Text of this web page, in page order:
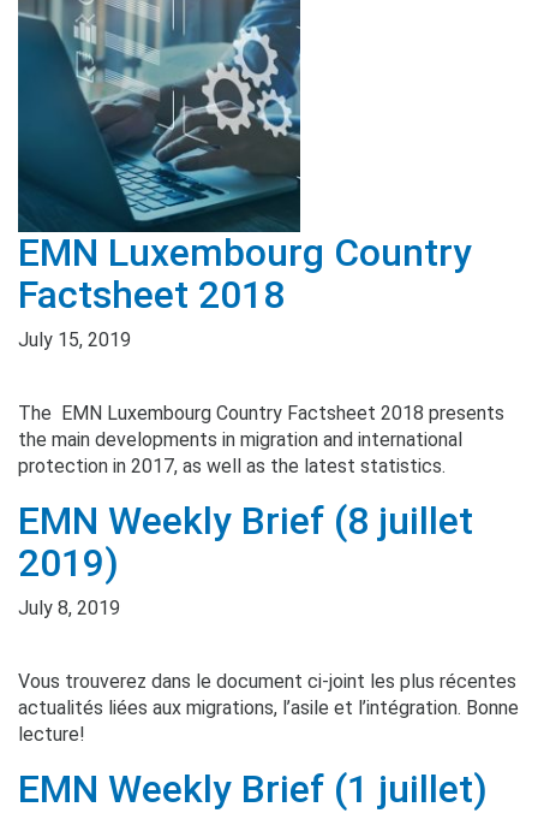
EMN Luxembourg Country
Factsheet 2018
July 15, 2019
The EMN Luxembourg Country Factsheet 2018 presents
the main developments in migration and international
protection in 2017, as well as the latest statistics.
EMN Weekly Brief (8 juillet
2019)
July 8, 2019
Vous trouverez dans le document ci-joint les plus récentes
actualités liées aux migrations, l’asile et l’intégration. Bonne
lecture!
EMN Weekly Brief (1 juillet)